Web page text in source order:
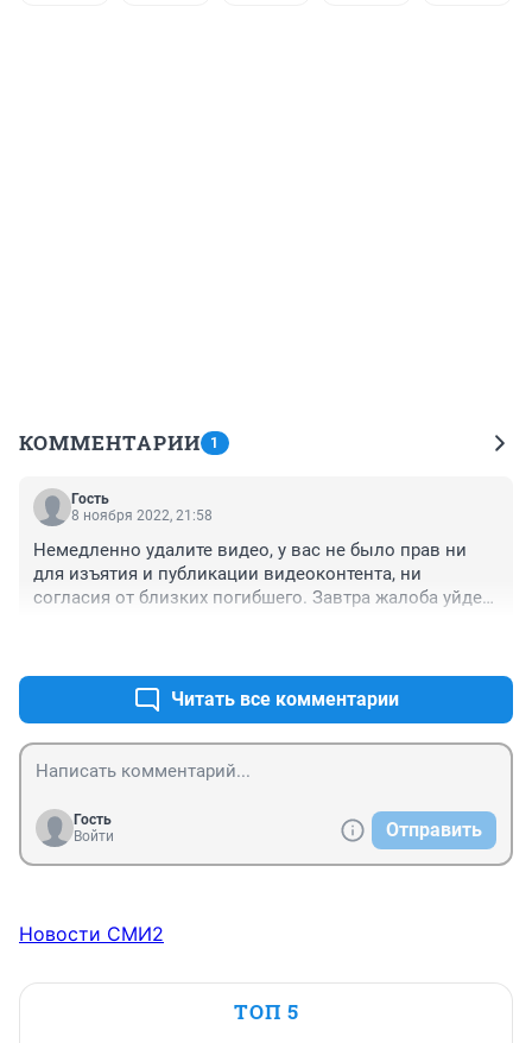
КОММЕНТАРИИ 1
Гость
8 ноября 2022, 21:58
Немедленно удалите видео, у вас не было прав ни
для изъятия и публикации видеоконтента, ни
согласия от близких погибшего. Завтра жалоба уйдет
Читать все комментарии
Гость
Войти
Отправить
Новости СМИ2
ТОП 5